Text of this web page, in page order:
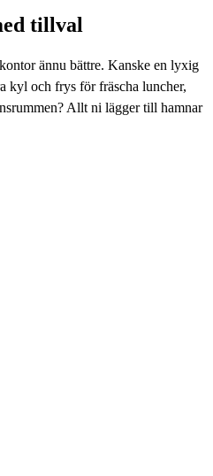
tillval
ännu bättre. Kanske en lyxig
kyl och frys för fräscha luncher,
Allt ni lägger till hamnar